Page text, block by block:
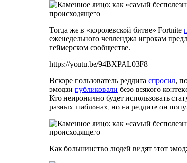
Тогда же в «королевской битве» Fortnite
еженедельного челленджа игрокам
геймерском сообществе.
https://youtu.be/94BXPAL03F8
Вскоре пользователь реддита спросил,
эмодзи публиковали безо всякого
Кто неиронично будет использовать
разных шаблонах, но на реддите он
Как большинство людей видят этот